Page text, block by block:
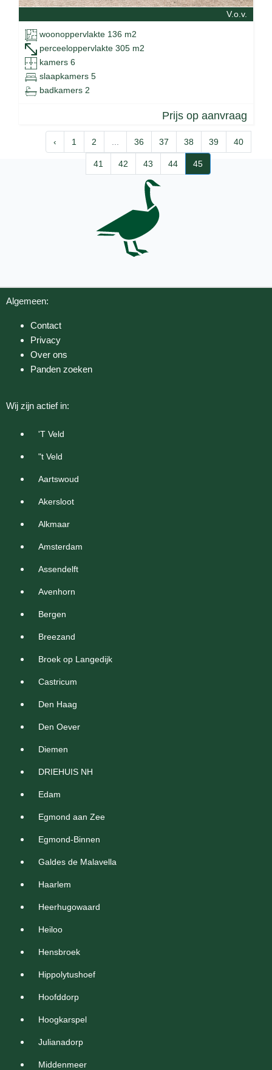
V.o.v.
woonoppervlakte 136 m2
perceeloppervlakte 305 m2
kamers 6
slaapkamers 5
badkamers 2
Prijs op aanvraag
‹ 1 2 ... 36 37 38 39 40
41 42 43 44 45
Algemeen:
Contact
Privacy
Over ons
Panden zoeken
Wij zijn actief in:
'T Veld
"t Veld
Aartswoud
Akersloot
Alkmaar
Amsterdam
Assendelft
Avenhorn
Bergen
Breezand
Broek op Langedijk
Castricum
Den Haag
Den Oever
Diemen
DRIEHUIS NH
Edam
Egmond aan Zee
Egmond-Binnen
Galdes de Malavella
Haarlem
Heerhugowaard
Heiloo
Hensbroek
Hippolytushoef
Hoofddorp
Hoogkarspel
Julianadorp
Middenmeer